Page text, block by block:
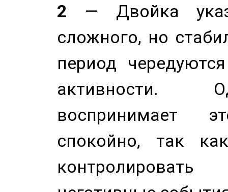
2 — Двойка
сложного, но
период
активности.
воспринимает
спокойно, так